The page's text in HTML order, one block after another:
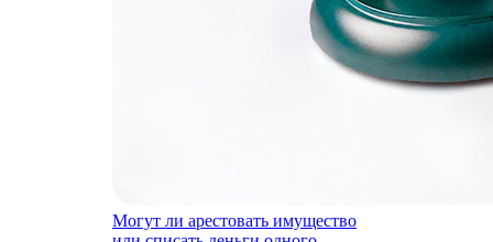
Могут ли арестовать имущество